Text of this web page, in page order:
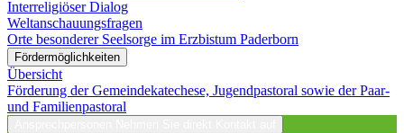
Interreligiöser Dialog
Weltanschauungsfragen
Orte besonderer Seelsorge im Erzbistum Paderborn
Fördermöglichkeiten
Übersicht
Förderung der Gemeindekatechese, Jugendpastoral sowie der Paar-
und Familienpastoral